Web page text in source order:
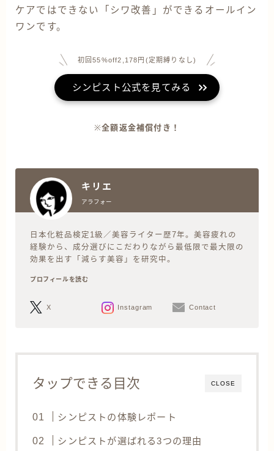
ケアではできない「シワ改善」ができるオールイン
ワンです。
初回55%off2,178円(定期縛りなし)
シンピスト公式を見てみる
※全額返金補償付き！
キリエ
アラフォー
日本化粧品検定1級／美容ライター歴7年。美容疲れの
経験から、成分選びにこだわりながら最低限で最大限の
効果を出す「減らす美容」を研究中。
プロフィールを読む
X Instagram Contact
CLOSE
タップできる目次
シンピストの体験レポート
シンピストが選ばれる3つの理由